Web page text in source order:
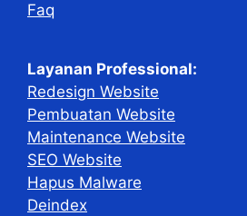
Faq
Layanan Professional:
Redesign Website
Pembuatan Website
Maintenance Website
SEO Website
Hapus Malware
Deindex